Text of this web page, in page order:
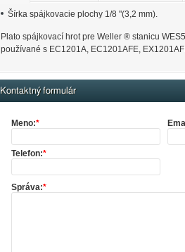
Šírka spájkovacie plochy 1/8 "(3,2 mm).
Plato spájkovací hrot pre Weller ® stanicu
používané s EC1201A, EC1201AFE,
Kontaktný formulár
Meno:*
Telefon:*
Správa:*